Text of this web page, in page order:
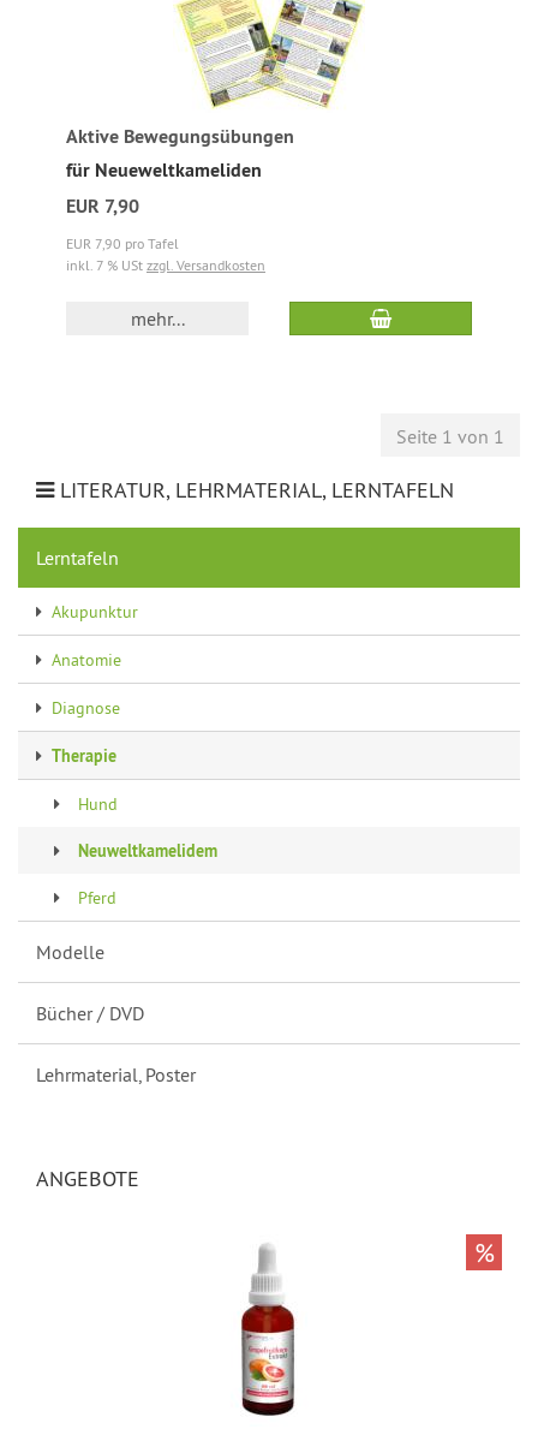
Aktive Bewegungsübungen
für Neueweltkameliden
EUR 7,90
EUR 7,90 pro Tafel
inkl. 7 % USt zzgl. Versandkosten
mehr...
Seite 1 von 1
LITERATUR, LEHRMATERIAL, LERNTAFELN
Lerntafeln
Akupunktur
Anatomie
Diagnose
Therapie
Hund
Neuweltkamelidem
Pferd
Modelle
Bücher / DVD
Lehrmaterial, Poster
ANGEBOTE
%